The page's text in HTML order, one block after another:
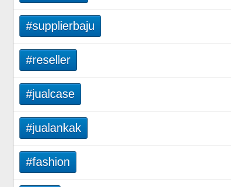
#supplierbaju
#reseller
#jualcase
#jualankak
#fashion